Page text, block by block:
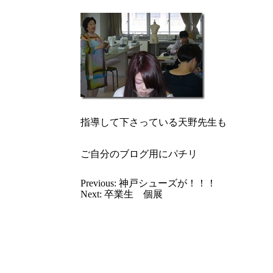
指導して下さっている天野先生も
ご自分のブログ用にパチリ
Previous: 神戸シューズが！！！
Next: 卒業生 個展